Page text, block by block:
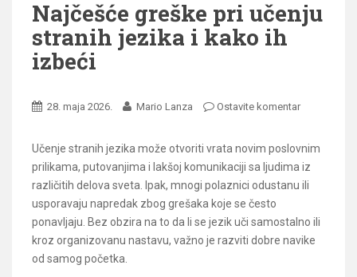
Najčešće greške pri učenju
stranih jezika i kako ih
izbeći
28. maja 2026. Mario Lanza Ostavite komentar
Učenje stranih jezika može otvoriti vrata novim poslovnim
prilikama, putovanjima i lakšoj komunikaciji sa ljudima iz
različitih delova sveta. Ipak, mnogi polaznici odustanu ili
usporavaju napredak zbog grešaka koje se često
ponavljaju. Bez obzira na to da li se jezik uči samostalno ili
kroz organizovanu nastavu, važno je razviti dobre navike
od samog početka.